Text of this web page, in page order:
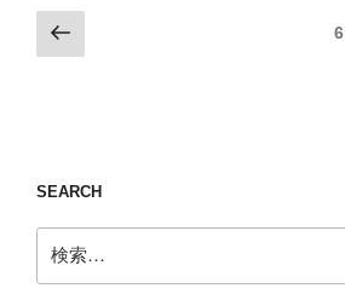
ノ
赤
坂
（港
ず
の
イ
投
稿
ジ
送
り
前
の
固定ページ6
SEARCH
索: